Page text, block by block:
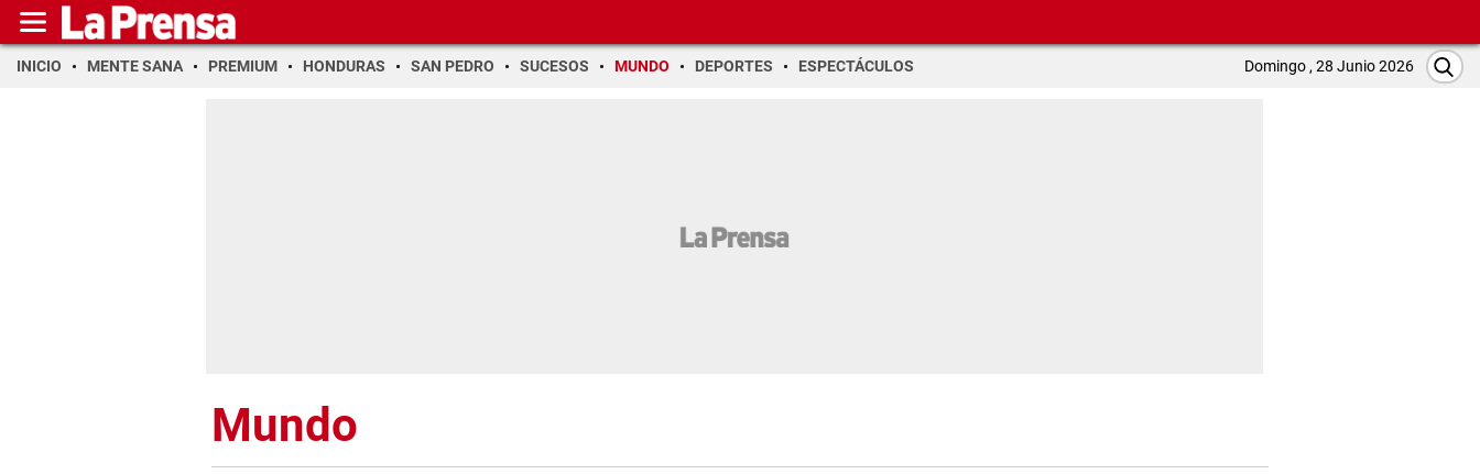
INICIO MENTE SANA PREMIUM HONDURAS SAN PEDRO SUCESOS MUNDO DEPORTES ESPECTÁCULOS Domingo , 28 Junio 2026
Mundo